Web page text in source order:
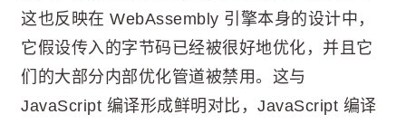
这也反映在 WebAssembly 引擎本身的设计中，
它假设传入的字节码已经被很好地优化，并且它
们的大部分内部优化管道被禁用。这与
JavaScript 编译形成鲜明对比，JavaScript 编译